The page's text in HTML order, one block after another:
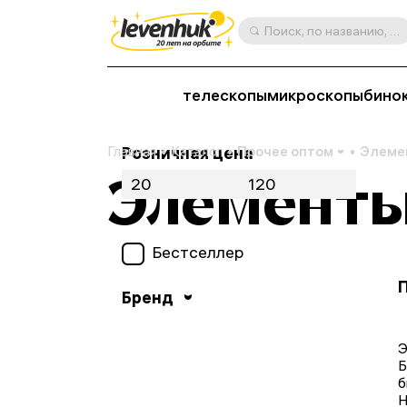
Поиск, по названию, артикулу, категории и др.
телескопымикроскопы
Главная Каталог Прочее оптом
Розничная цена
Бестселлер
Бренд